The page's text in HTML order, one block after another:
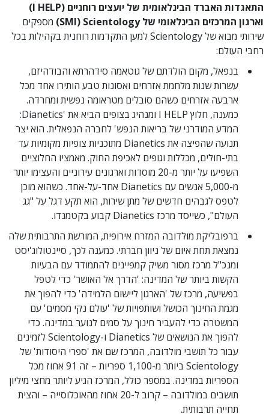
התאגדות האברד הבינלאומית של יועצים רוחניים (I HELP)
וארגון המרכזים הבינלאומי של Scientology‏ (SMI)
מספקים
שירותי מבוא של Scientology למען התקדמות רוחנית בקהילות בכל
רחבי העולם:
בנפאל, מקום הולדתם של גוטאמה סידהרתא והבודהיזם,
עשרות שנות מלחמת אזרחים ואסונות טבע הותירו אחד מכל
ארבעה אזרחים כשהם סובלים מטראומה נפשית ומחרדה.
כמענה, חלוץ I HELP ומנהיג בצופים הביא את 'Dianetics:
המדע המודרני של בריאות הנפש' לחברה הנפאלית. הוא יצר
תנועה שהפיצה את Dianetics מתוכניות צופיות מקומיות עד
בתי-חולים, מכללות וגופים לאכיפת החוק. מאמציו החלוציים
השפיעו על יותר מ-20 מוסדות וארגונים עירוניים והעצימו יותר
מ-5,000 אנשים עם Dianetics אחד-על-אחד. כשהוא מוכן
לטפס לגבהים חדשים של מתן שירות, הוא תקע דגל על "גג
העולם", כשייסד מרכז Dianetics קבוע בקטמנדו.
ברפובליקת מולדובה המזרח אירופית, המורשת התרבותית שלה
נמצאת תחת איום של ניוון חברתי. כמענה לכך, סיינטולוג'יסט
ומנכ"ל מרכז מסור משיק קמפיינים להתמודד עם הבעיות
הקשות ביותר של המדינה: 'הדרך אל האושר' כדי לטפל
בפשיעה, מרכז של 'הארגון ליישום הלמידה' כדי להפוך את
מגמת החינוך הכושל ושותפויות של 'עולם נקי מסמים' עם
המשטרה כדי להעביר חינוך על סמים לנוער במדינה. כדי
להפוך את הנושאים של Dianetics ו-Scientology לזמינים
עבור כל תושבי מולדובה, המרכז שם את 'ספרי היסודות' של
Scientology ביותר מ-1,100 ספריות – זה 91 אחוז מכל
הספריות במדינה. במספר כולל, המרכז הגיע ליותר מחצי מיליון
תושבים במולדובה – קרוב ל-20 אחוז מהאוכלוסייה – והצית
תחייה תרבותית.